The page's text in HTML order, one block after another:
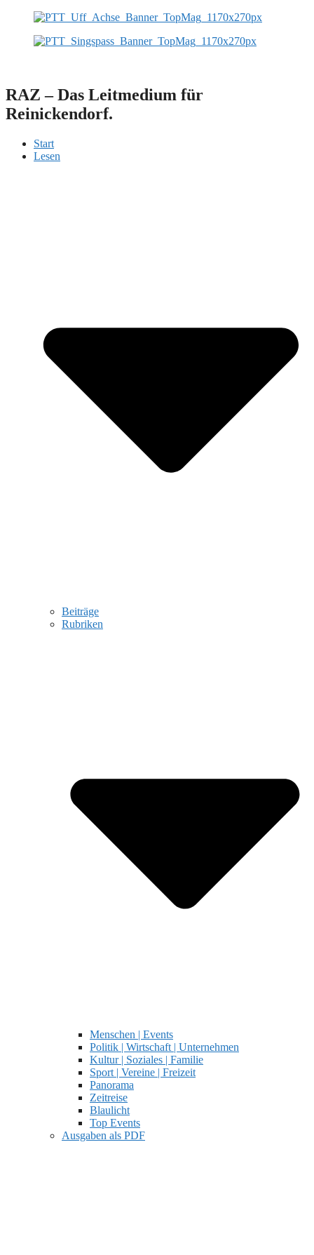
springen
RAZ – Das Leitmedium für
Reinickendorf.
Start
Lesen
Beiträge
Rubriken
Menschen | Events
Politik | Wirtschaft | Unternehmen
Kultur | Soziales | Familie
Sport | Vereine | Freizeit
Panorama
Zeitreise
Blaulicht
Top Events
Ausgaben als PDF